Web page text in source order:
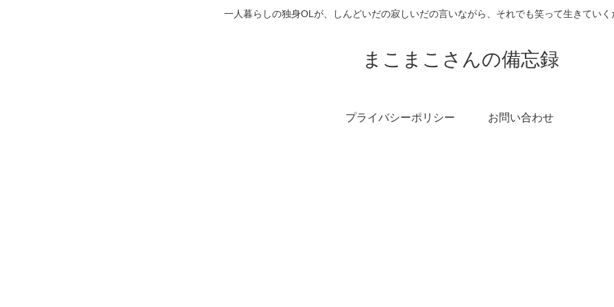
一人暮らしの独身OLが、しんどいだの寂しいだの言いながら、それでも笑って生きていく
まこまこさんの備忘録
プライバシーポリシー お問い合わせ